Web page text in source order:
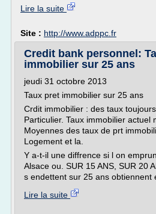
Lire la suite
Site : http://www.adppc.fr
Credit bank personnel:
immobilier sur 25 ans
jeudi 31 octobre 2013
Taux pret immobilier sur 25 ans
Crdit immobilier : des taux
Particulier. Taux immobilier actuel
Moyennes des taux de prt
Logement et la.
Y a-t-il une diffrence si l on
Alsace ou. SUR 15 ANS, SUR 20
s endettent sur 25 ans obtiennent
Lire la suite